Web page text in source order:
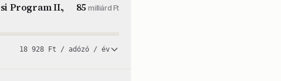
Program II.,
85milliárd Ft
18 928 Ft / adózó / év